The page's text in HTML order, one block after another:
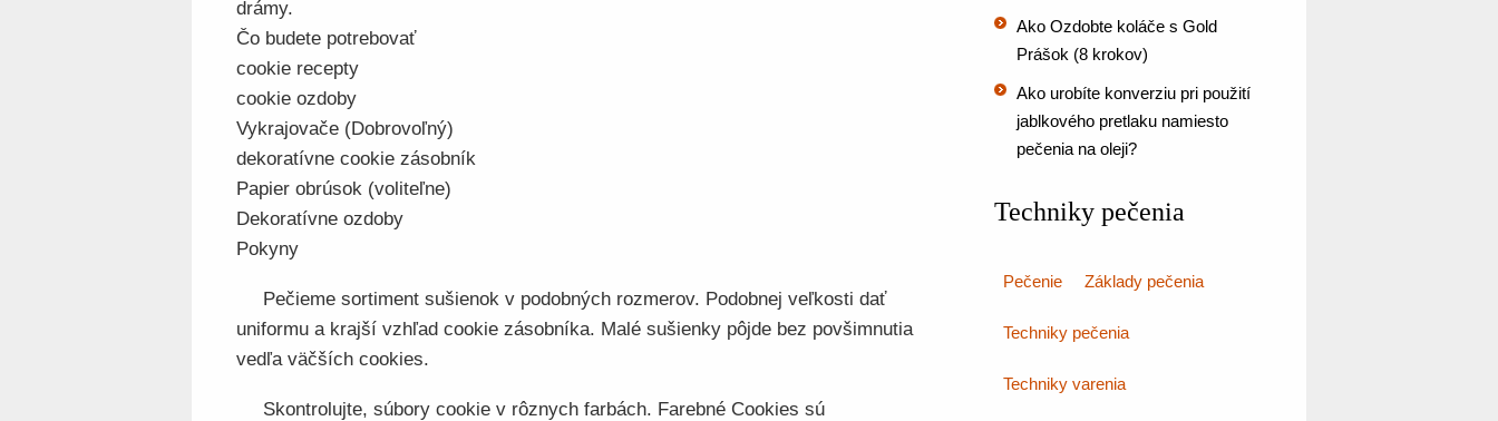
drámy.
Čo budete potrebovať
cookie recepty
cookie ozdoby
Vykrajovače (Dobrovoľný)
dekoratívne cookie zásobník
Papier obrúsok (voliteľne)
Dekoratívne ozdoby
Pokyny
Pečieme sortiment sušienok v podobných rozmerov. Podobnej veľkosti dať
uniformu a krajší vzhľad cookie zásobníka. Malé sušienky pôjde bez povšimnutia
vedľa väčších cookies.
Skontrolujte, súbory cookie v rôznych farbách. Farebné Cookies sú
Ako Ozdobte koláče s Gold
Prášok (8 krokov)
Ako urobíte konverziu pri použití
jablkového pretlaku namiesto
pečenia na oleji?
Techniky pečenia
Pečenie Základy pečenia
Techniky pečenia
Techniky varenia